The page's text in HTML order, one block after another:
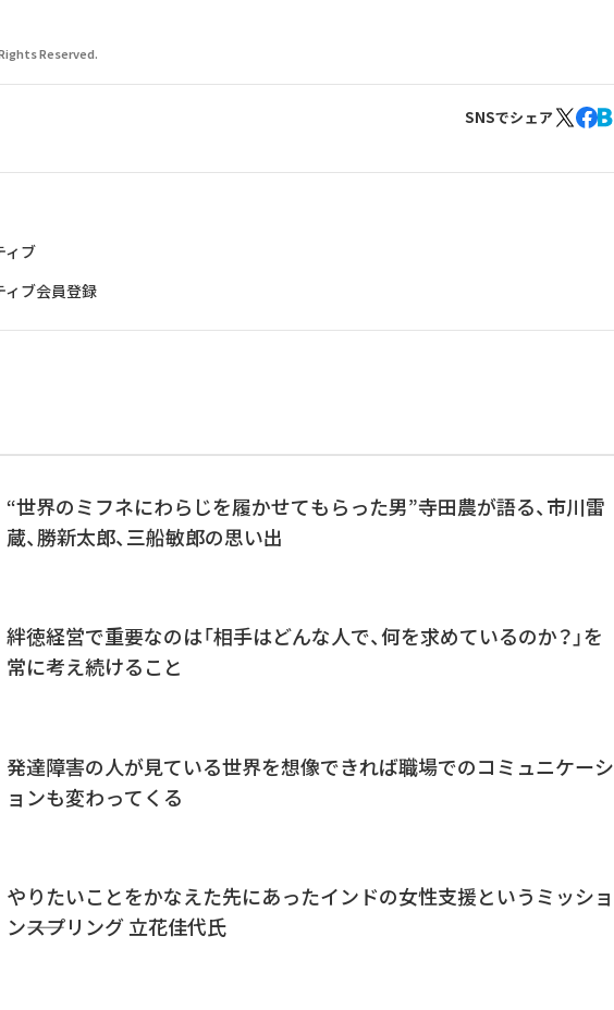
Reserved.
SNSでシェア
ィブ
ブ会員登録
“世界のミフネにわらじを履かせてもらった男”寺田農が語る、市川雷
蔵、勝新太郎、三船敏郎の思い出
絆徳経営で重要なのは「相手はどんな人で、何を求めているのか？」を
常に考え続けること
発達障害の人が見ている世界を想像できれば職場でのコミュニケーシ
ョンも変わってくる
やりたいことをかなえた先にあったインドの女性支援というミッショ
ン――スプリング 立花佳代氏